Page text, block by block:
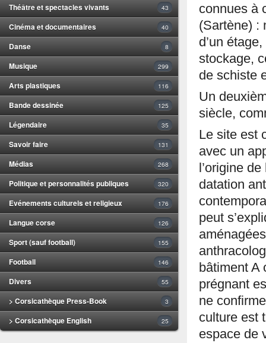
Théâtre et spectacles vivants 43
Cinéma et documentaires 40
Danse 8
Musique 299
Arts plastiques 116
Bande dessinée 125
Légendaire 35
Savoir faire 131
Médias 268
Politique et personnalités publiques 320
Evénements culturels et religieux 176
Langue corse 126
Sport (sauf football) 155
Football 146
Divers 55
> Corsicathèque Press-Book 3
> Corsicathèque English 25
connues à
(Sartène) :
d’un
stockage,
de schiste
Un
siècle,
Le site est
avec un
l’origine
datation
peut
bâtiment A
prégnant
ne
culture est
espace de